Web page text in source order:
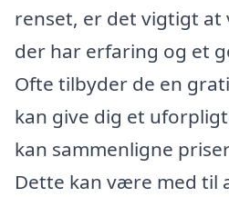
renset, er det vigtigt
der har erfaring og et
Ofte tilbyder de en
kan give dig et
kan sammenligne
Dette kan være med til